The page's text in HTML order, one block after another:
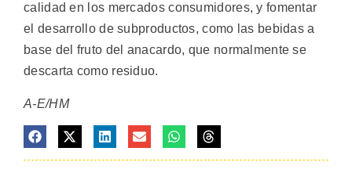
calidad en los mercados consumidores, y fomentar
el desarrollo de subproductos, como las bebidas a
base del fruto del anacardo, que normalmente se
descarta como residuo.
A-E/HM